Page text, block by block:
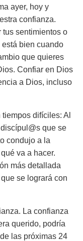
ayer, hoy y
confianza.
tus sentimientos o
está bien cuando
que quieres
Confiar en Dios
a Dios, incluso
tiempos difíciles: Al
que se
condujo a la
va a hacer.
más detallada
se logrará con
La confianza
querido, podría
las próximas 24